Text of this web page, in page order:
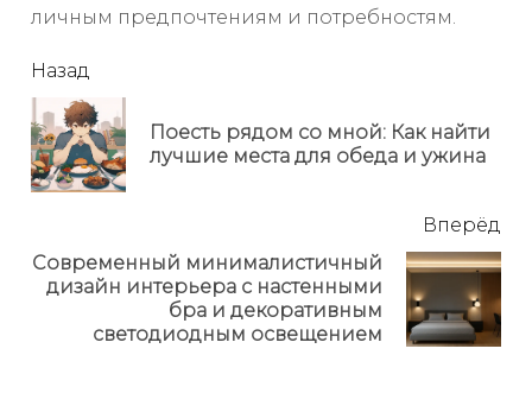
личным предпочтениям и потребностям.
читать
еще
Назад
Поесть рядом со мной: Как найти
лучшие места для обеда и ужина
Вперёд
Next
Современный минималистичный
дизайн интерьера с настенными
бра и декоративным
светодиодным освещением